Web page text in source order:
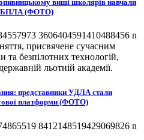
виші школярів навчали
БПЛА (ФОТО)
присвячене сучасним
та безпілотних технологій,
льотній академії.
представники УДЛА стали
платформи (ФОТО)